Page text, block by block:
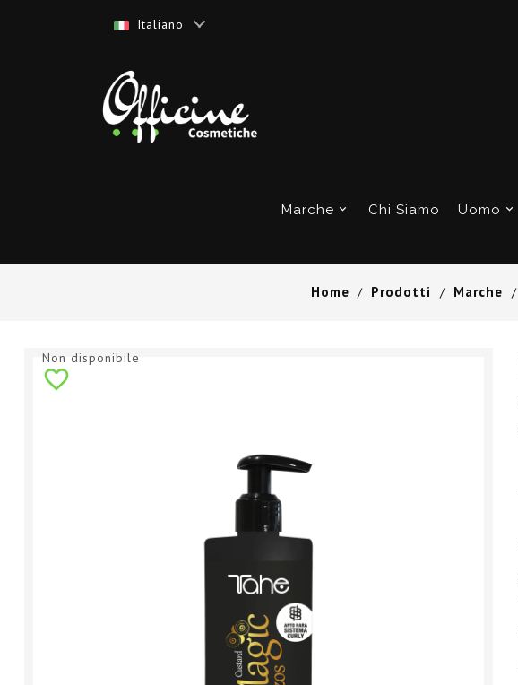
Italiano
Marche Chi Siamo Uomo
Home Prodotti Marche
Non disponibile
favorite_border